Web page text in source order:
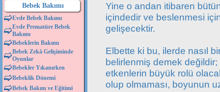
Bebek Bakımı
Evde Bebek Bakımı
Evde Prematüre Bebek
Bakımı
Bebeklerin Bakımı
Bebek Zekâ Gelişiminde
Oyunlar
Bebekler Yıkanırken
Bebeklik Dönemi
Bebek Bakım ve Eğitimi
Yine o andan itibaren
içindedir ve beslenmesi
gelişecektir.
Elbette ki bu, ilerde nasıl
belirlenmiş demek
etkenlerin büyük rolü
olup olmaması, boyunun